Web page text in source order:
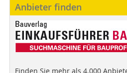
Anbieter finden
Finden Sie mehr als 4.000